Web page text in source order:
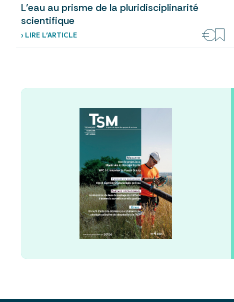
L’eau au prisme de la pluridisciplinarité
scientifique
› LIRE L’ARTICLE